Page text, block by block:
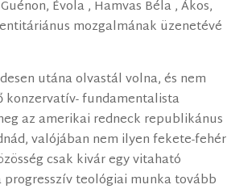
Évola , Hamvas Béla , Ákos,
mozgalmának üzenetévé
utána olvastál volna, és nem
fundamentalista
az amerikai redneck republikánus
valójában nem ilyen fekete-fehér
csak kivár egy vitaható
teológiai munka tovább